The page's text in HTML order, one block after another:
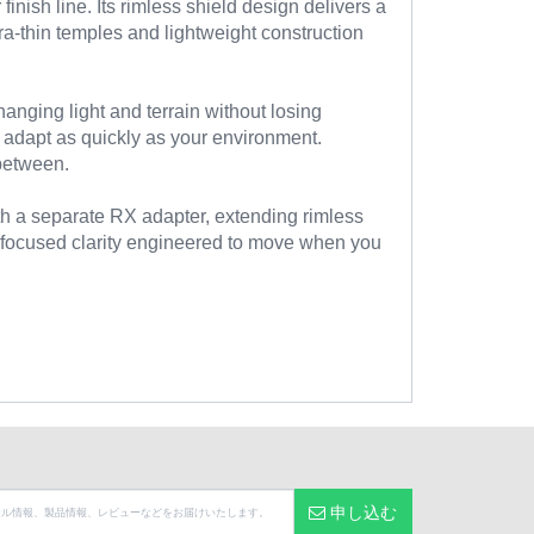
line. Its rimless shield design delivers a
thin temples and lightweight construction
light and terrain without losing
as quickly as your environment.
a separate RX adapter, extending rimless
clarity engineered to move when you
申し込む